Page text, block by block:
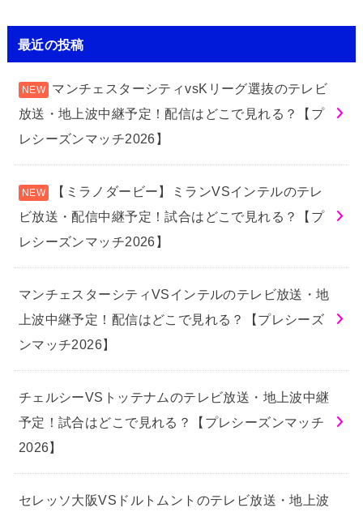
最近の投稿
マンチェスターシティvsKリーグ選抜のテレビ
放送・地上波中継予定！配信はどこで見れる？【プ
レシーズンマッチ2026】
【ミラノダービー】ミランVSインテルのテレ
ビ放送・配信中継予定！試合はどこで見れる？【プ
レシーズンマッチ2026】
マンチェスターシティVSインテルのテレビ放送・地
上波中継予定！配信はどこで見れる？【プレシーズ
ンマッチ2026】
チェルシーVSトッテナムのテレビ放送・地上波中継
予定！試合はどこで見れる？【プレシーズンマッチ
2026】
セレッソ大阪VSドルトムントのテレビ放送・地上波